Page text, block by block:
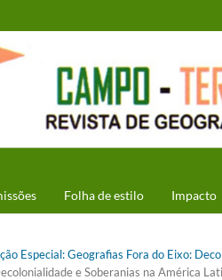
Folha de estilo Impacto
Especial: Geografias Fora do Eixo:
e Soberanias na América